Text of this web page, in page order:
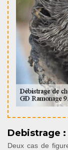
Debistrage
Deux cas de